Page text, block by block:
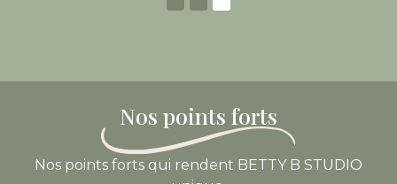
Nos points forts
Nos points forts qui rendent BETTY B STUDIO